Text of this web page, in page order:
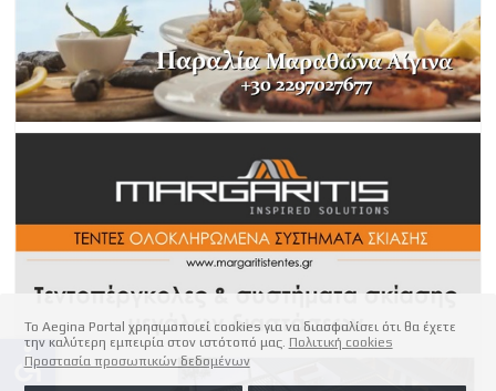
Το Aegina Portal χρησιμοποιεί cookies για να διασφαλίσει ότι θα έχετε
την καλύτερη εμπειρία στον ιστότοπό μας. Πολιτική cookies
Προστασία προσωπικών δεδομένων
accessible